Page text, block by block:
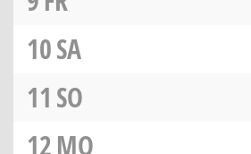
10SA
11 SO
12MO